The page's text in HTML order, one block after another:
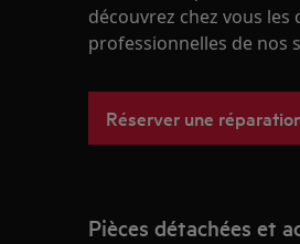
découvrez chez vous les
professionnelles de nos
Réserver une
Pièces détachées et